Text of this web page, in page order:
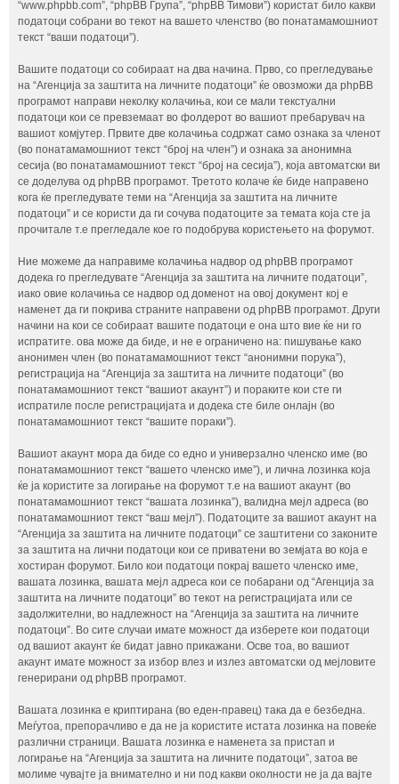
“www.phpbb.com”, “phpBB Група”, “phpBB Тимови”) користат било какви
податоци собрани во текот на вашето членство (во понатамамошниот
текст “ваши податоци”).
Вашите податоци со собираат на два начина. Прво, со прегледување
на “Агенција за заштита на личните податоци” ќе овозможи да phpBB
програмот направи неколку колачиња, кои се мали текстуални
податоци кои се превземаат во фолдерот во вашиот пребарувач на
вашиот комјутер. Првите две колачиња содржат само ознака за членот
(во понатамамошниот текст “број на член”) и ознака за анонимна
сесија (во понатамамошниот текст “број на сесија”), која автоматски ви
се доделува од phpBB програмот. Третото колаче ќе биде направено
кога ќе прегледувате теми на “Агенција за заштита на личните
податоци” и се користи да ги сочува податоците за темата која сте ја
прочитале т.е прегледале кое го подобрува користењето на форумот.
Ние можеме да направиме колачиња надвор од phpBB програмот
додека го прегледувате “Агенција за заштита на личните податоци”,
иако овие колачиња се надвор од доменот на овој документ кој е
наменет да ги покрива страните направени од phpBB програмот. Други
начини на кои се собираат вашите податоци е она што вие ќе ни го
испратите. ова може да биде, и не е ограничено на: пишување како
анонимен член (во понатамамошниот текст “анонимни порука”),
регистрација на “Агенција за заштита на личните податоци” (во
понатамамошниот текст “вашиот акаунт”) и пораките кои сте ги
испратиле после регистрацијата и додека сте биле онлајн (во
понатамамошниот текст “вашите пораки”).
Вашиот акаунт мора да биде со едно и универзално членско име (во
понатамамошниот текст “вашето членско име”), и лична лозинка која
ќе ја користите за логирање на форумот т.е на вашиот акаунт (во
понатамамошниот текст “вашата лозинка”), валидна мејл адреса (во
понатамамошниот текст “ваш мејл”). Податоците за вашиот акаунт на
“Агенција за заштита на личните податоци” се заштитени со законите
за заштита на лични податоци кои се приватени во земјата во која е
хостиран форумот. Било кои податоци покрај вашето членско име,
вашата лозинка, вашата мејл адреса кои се побарани од “Агенција за
заштита на личните податоци” во текот на регистрацијата или се
задолжителни, во надлежност на “Агенција за заштита на личните
податоци”. Во сите случаи имате можност да изберете кои податоци
од вашиот акаунт ќе бидат јавно прикажани. Осве тоа, во вашиот
акаунт имате можност за избор влез и излез автоматски од мејловите
генерирани од phpBB програмот.
Вашата лозинка е криптирана (во еден-правец) така да е безбедна.
Меѓутоа, препорачливо е да не ја користите истата лозинка на повеќе
различни страници. Вашата лозинка е наменета за пристап и
логирање на “Агенција за заштита на личните податоци”, затоа ве
молиме чувајте ја внимателно и ни под какви околности не ја да вајте